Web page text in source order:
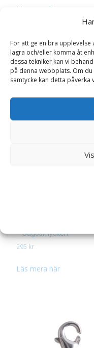
För att ge en bra
lagra och/eller komma åt
dessa tekniker kan vi
på denna webbplats. Om
samtycke kan detta påverka
Läs mera här
– Sagosmycken
295 kr
Läs mera här